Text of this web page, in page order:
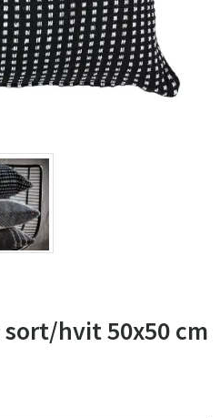
hvit 50x50 cm